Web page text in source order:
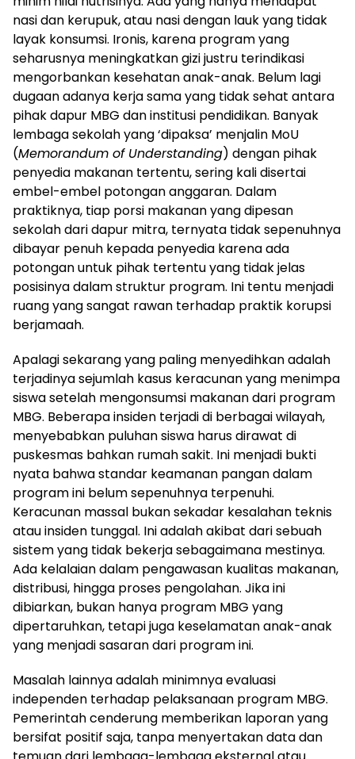
nasi dan kerupuk, atau nasi dengan lauk yang tidak
layak konsumsi. Ironis, karena program yang
seharusnya meningkatkan gizi justru terindikasi
mengorbankan kesehatan anak-anak. Belum lagi
dugaan adanya kerja sama yang tidak sehat antara
pihak dapur MBG dan institusi pendidikan. Banyak
lembaga sekolah yang ‘dipaksa’ menjalin MoU
(Memorandum of Understanding) dengan pihak
penyedia makanan tertentu, sering kali disertai
embel-embel potongan anggaran. Dalam
praktiknya, tiap porsi makanan yang dipesan
sekolah dari dapur mitra, ternyata tidak sepenuhnya
dibayar penuh kepada penyedia karena ada
potongan untuk pihak tertentu yang tidak jelas
posisinya dalam struktur program. Ini tentu menjadi
ruang yang sangat rawan terhadap praktik korupsi
berjamaah.
Apalagi sekarang yang paling menyedihkan adalah
terjadinya sejumlah kasus keracunan yang menimpa
siswa setelah mengonsumsi makanan dari program
MBG. Beberapa insiden terjadi di berbagai wilayah,
menyebabkan puluhan siswa harus dirawat di
puskesmas bahkan rumah sakit. Ini menjadi bukti
nyata bahwa standar keamanan pangan dalam
program ini belum sepenuhnya terpenuhi.
Keracunan massal bukan sekadar kesalahan teknis
atau insiden tunggal. Ini adalah akibat dari sebuah
sistem yang tidak bekerja sebagaimana mestinya.
Ada kelalaian dalam pengawasan kualitas makanan,
distribusi, hingga proses pengolahan. Jika ini
dibiarkan, bukan hanya program MBG yang
dipertaruhkan, tetapi juga keselamatan anak-anak
yang menjadi sasaran dari program ini.
Masalah lainnya adalah minimnya evaluasi
independen terhadap pelaksanaan program MBG.
Pemerintah cenderung memberikan laporan yang
bersifat positif saja, tanpa menyertakan data dan